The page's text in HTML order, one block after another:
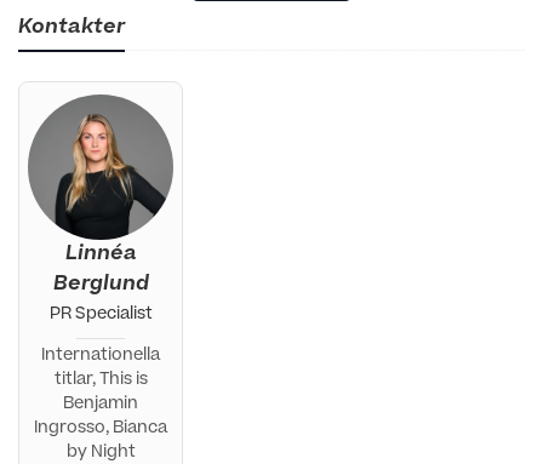
Kontakter
Linnéa
Berglund
PR Specialist
Internationella
titlar, This is
Benjamin
Ingrosso, Bianca
by Night